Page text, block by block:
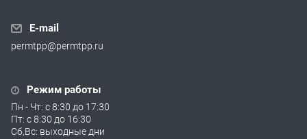
E-mail
permtpp@permtpp.ru
Режим работы
Пн - Чт: с 8:30 до 17:30
Пт: с 8:30 до 16:30
Сб,Вс: выходные дни